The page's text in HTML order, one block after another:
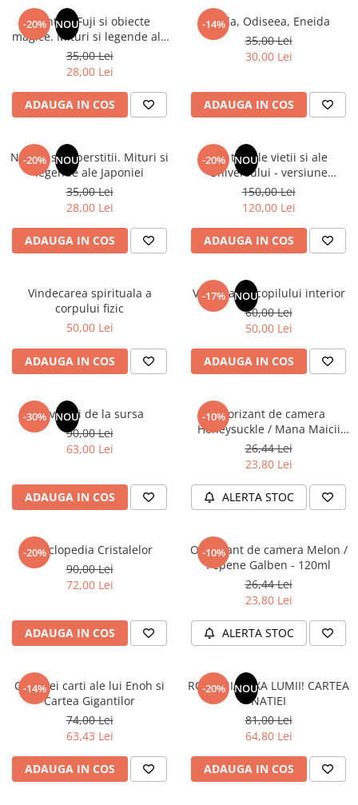
Numerologie
Paranormal
Parapsihologie
Audiobook
Religie
Crestinism
ScienceConnection
SelfHealing
Sanatate
Masaj
Medicina & Farmacie
Medicina Pentru Toti
Sport
Terapii Alternative
AudioBook
Beletristica
Carti erotice
Adult
Crime, Thriller, Mistery
Literatura Romana
Poezie
-20% NOU
Muntele Fuji si obiecte
magice. Mituri si legende ale
Japoniei
35,00 Lei
28,00 Lei
ADAUGA IN COS
-14%
Iliada, Odiseea, Eneida
35,00 Lei
30,00 Lei
ADAUGA IN COS
-20% NOU
Natura si superstitii. Mituri si
legende ale Japoniei
35,00 Lei
28,00 Lei
ADAUGA IN COS
-20% NOU
Din tainele vietii si ale
Universului - versiune
originala din 1939. Volumele I-
III. Cutie de colectie -Scarlat
Demetrescu
150,00 Lei
120,00 Lei
ADAUGA IN COS
Vindecarea spirituala a
corpului fizic
50,00 Lei
ADAUGA IN COS
-17% NOU
Vindecarea copilului interior
60,00 Lei
50,00 Lei
ADAUGA IN COS
-30% NOU
Revelatii de la sursa
90,00 Lei
63,00 Lei
ADAUGA IN COS
-10%
Odorizant de camera
Honeysuckle / Mana Maicii
Domnului - 120 ml
26,44 Lei
23,80 Lei
ALERTA STOC
-20%
Enciclopedia Cristalelor
90,00 Lei
72,00 Lei
ADAUGA IN COS
-10%
Odorizant de camera Melon /
Pepene Galben - 120ml
26,44 Lei
23,80 Lei
ALERTA STOC
-14%
Cele trei carti ale lui Enoh si
Cartea Gigantilor
74,00 Lei
63,43 Lei
ADAUGA IN COS
-20% NOU
ROMANIA, AXA LUMII! CARTEA
NATIEI
81,00 Lei
64,80 Lei
ADAUGA IN COS